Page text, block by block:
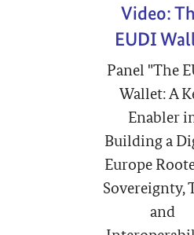
Video:
EUDI
Panel "The
Wallet: A
Enabler
Building a
Europe
Sovereignty,
and